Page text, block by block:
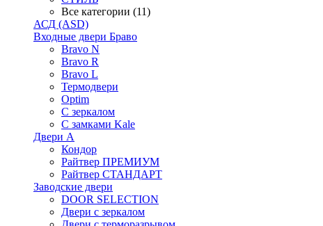
Все категории (11)
АСД (ASD)
Входные двери Браво
Bravo N
Bravo R
Bravo L
Термодвери
Optim
С зеркалом
С замками Kale
Двери А
Кондор
Райтвер ПРЕМИУМ
Райтвер СТАНДАРТ
Заводские двери
DOOR SELECTION
Двери с зеркалом